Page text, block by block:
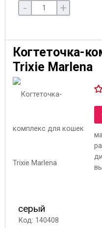
- +
Когтеточка-
Trixie Marlena
серый
Код: 140408